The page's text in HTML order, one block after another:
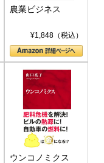
農業ビジネス
¥1,848（税込）
ウンコノミクス